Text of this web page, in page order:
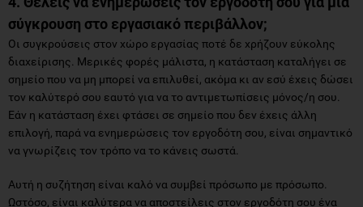
σύγκρουση στο εργασιακό περιβάλλον;
Οι συγκρούσεις στον χώρο εργασίας ποτέ δε χρήζουν εύκολης
διαχείρισης. Μερικές φορές μάλιστα, η κατάσταση καταλήγει σε
σημείο που να μη μπορεί να επιλυθεί, ακόμα κι αν εσύ έχεις δώσει
τον καλύτερό σου εαυτό για να το αντιμετωπίσεις μόνος/η σου.
Εάν η κατάσταση έχει φτάσει σε σημείο που δεν έχεις άλλη
επιλογή, παρά να ενημερώσεις τον εργοδότη σου, είναι σημαντικό
να γνωρίζεις τον τρόπο να το κάνεις σωστά.
Αυτή η συζήτηση είναι καλό να συμβεί πρόσωπο με πρόσωπο.
Ωστόσο, είναι καλύτερα να αποστείλεις στον εργοδότη σου ένα